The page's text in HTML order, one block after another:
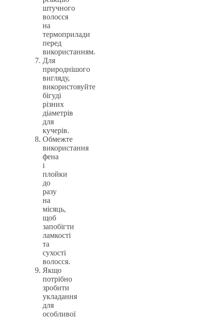
штучного
волосся
на
термоприлади
перед
використанням.
Для
природнішого
вигляду,
використовуйте
бігуді
різних
діаметрів
для
кучерів.
Обмежте
використання
фена
і
плойки
до
разу
на
місяць,
щоб
запобігти
ламкості
та
сухості
волосся.
Якщо
потрібно
зробити
укладання
для
особливої